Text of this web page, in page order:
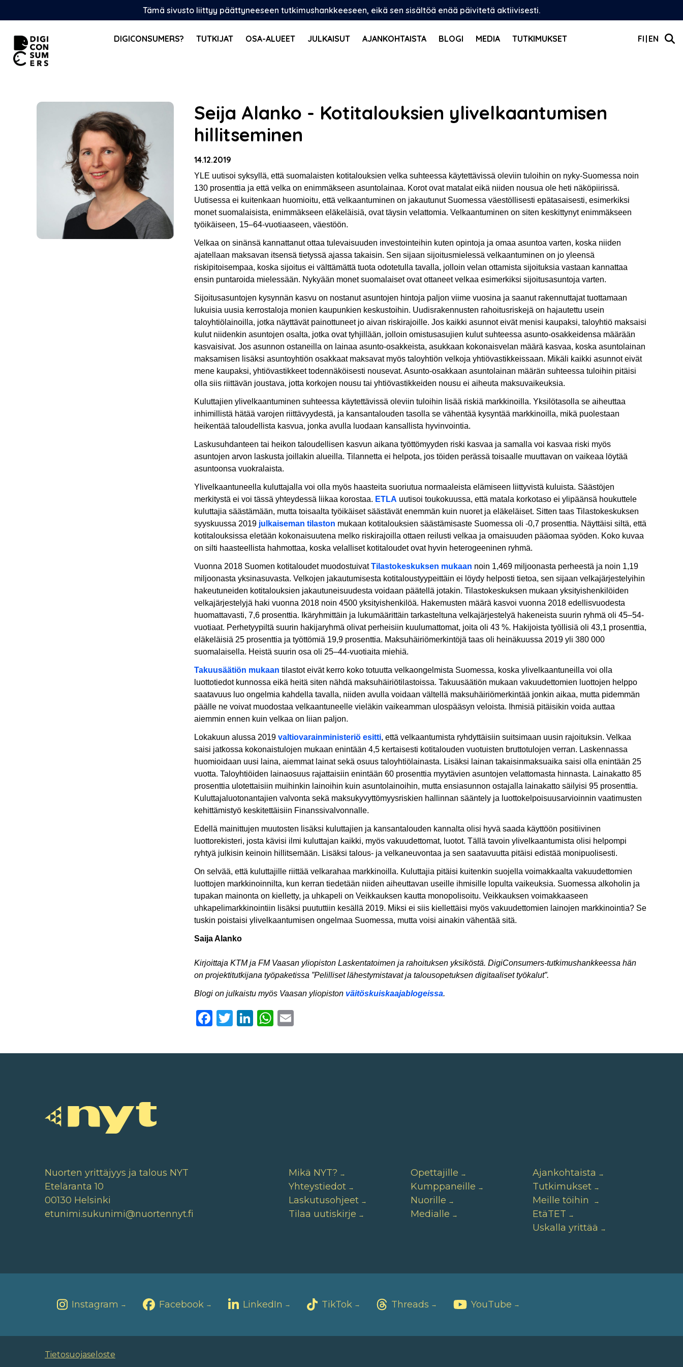
to
Tämä sivusto liittyy päättyneeseen tutkimushankkeeseen, eikä sen sisältöä enää päivitetä aktiivisesti.
DIGICONSUMERS? TUTKIJAT OSA-ALUEET JULKAISUT AJANKOHTAISTA BLOGI MEDIA TUTKIMUKSET FI EN
Seija Alanko - Kotitalouksien ylivelkaantumisen
hillitseminen
14.12.2019
YLE uutisoi syksyllä, että suomalaisten kotitalouksien velka suhteessa käytettävissä oleviin tuloihin on nyky-Suomessa noin
130 prosenttia ja että velka on enimmäkseen asuntolainaa. Korot ovat matalat eikä niiden nousua ole heti näköpiirissä.
Uutisessa ei kuitenkaan huomioitu, että velkaantuminen on jakautunut Suomessa väestöllisesti epätasaisesti, esimerkiksi
monet suomalaisista, enimmäkseen eläkeläisiä, ovat täysin velattomia. Velkaantuminen on siten keskittynyt enimmäkseen
työikäiseen, 15–64-vuotiaaseen, väestöön.
Velkaa on sinänsä kannattanut ottaa tulevaisuuden investointeihin kuten opintoja ja omaa asuntoa varten, koska niiden
ajatellaan maksavan itsensä tietyssä ajassa takaisin. Sen sijaan sijoitusmielessä velkaantuminen on jo yleensä
riskipitoisempaa, koska sijoitus ei välttämättä tuota odotetulla tavalla, jolloin velan ottamista sijoituksia vastaan kannattaa
ensin puntaroida mielessään. Nykyään monet suomalaiset ovat ottaneet velkaa esimerkiksi sijoitusasuntoja varten.
Sijoitusasuntojen kysynnän kasvu on nostanut asuntojen hintoja paljon viime vuosina ja saanut rakennuttajat tuottamaan
lukuisia uusia kerrostaloja monien kaupunkien keskustoihin. Uudisrakennusten rahoitusriskejä on hajautettu usein
taloyhtiölainoilla, jotka näyttävät painottuneet jo aivan riskirajoille. Jos kaikki asunnot eivät menisi kaupaksi, taloyhtiö maksaisi
kulut niidenkin asuntojen osalta, jotka ovat tyhjillään, jolloin omistusasujien kulut suhteessa asunto-osakkeidensa määrään
kasvaisivat. Jos asunnon ostaneilla on lainaa asunto-osakkeista, asukkaan kokonaisvelan määrä kasvaa, koska asuntolainan
maksamisen lisäksi asuntoyhtiön osakkaat maksavat myös taloyhtiön velkoja yhtiövastikkeissaan. Mikäli kaikki asunnot eivät
mene kaupaksi, yhtiövastikkeet todennäköisesti nousevat. Asunto-osakkaan asuntolainan määrän suhteessa tuloihin pitäisi
olla siis riittävän joustava, jotta korkojen nousu tai yhtiövastikkeiden nousu ei aiheuta maksuvaikeuksia.
Kuluttajien ylivelkaantuminen suhteessa käytettävissä oleviin tuloihin lisää riskiä markkinoilla. Yksilötasolla se aiheuttaa
inhimillistä hätää varojen riittävyydestä, ja kansantalouden tasolla se vähentää kysyntää markkinoilla, mikä puolestaan
heikentää taloudellista kasvua, jonka avulla luodaan kansallista hyvinvointia.
Laskusuhdanteen tai heikon taloudellisen kasvun aikana työttömyyden riski kasvaa ja samalla voi kasvaa riski myös
asuntojen arvon laskusta joillakin alueilla. Tilannetta ei helpota, jos töiden perässä toisaalle muuttavan on vaikeaa löytää
asuntoonsa vuokralaista.
Ylivelkaantuneella kuluttajalla voi olla myös haasteita suoriutua normaaleista elämiseen liittyvistä kuluista. Säästöjen
merkitystä ei voi tässä yhteydessä liikaa korostaa. ETLA uutisoi toukokuussa, että matala korkotaso ei ylipäänsä houkuttele
kuluttajia säästämään, mutta toisaalta työikäiset säästävät enemmän kuin nuoret ja eläkeläiset. Sitten taas Tilastokeskuksen
syyskuussa 2019 julkaiseman tilaston mukaan kotitalouksien säästämisaste Suomessa oli -0,7 prosenttia. Näyttäisi siltä, että
kotitalouksissa eletään kokonaisuutena melko riskirajoilla ottaen reilusti velkaa ja omaisuuden pääomaa syöden. Koko kuvaa
on silti haasteellista hahmottaa, koska velalliset kotitaloudet ovat hyvin heterogeeninen ryhmä.
Vuonna 2018 Suomen kotitaloudet muodostuivatTilastokeskuksen mukaan noin 1,469 miljoonasta perheestä ja noin 1,19
miljoonasta yksinasuvasta. Velkojen jakautumisesta kotitaloustyypeittäin ei löydy helposti tietoa, sen sijaan velkajärjestelyihin
hakeutuneiden kotitalouksien jakautuneisuudesta voidaan päätellä jotakin. Tilastokeskuksen mukaan yksityishenkilöiden
velkajärjestelyjä haki vuonna 2018 noin 4500 yksityishenkilöä. Hakemusten määrä kasvoi vuonna 2018 edellisvuodesta
huomattavasti, 7,6 prosenttia. Ikäryhmittäin ja lukumäärittäin tarkasteltuna velkajärjestelyä hakeneista suurin ryhmä oli 45–54-
vuotiaat. Perhetyypiltä suurin hakijaryhmä olivat perheisiin kuulumattomat, joita oli 43 %. Hakijoista työllisiä oli 43,1 prosenttia,
eläkeläisiä 25 prosenttia ja työttömiä 19,9 prosenttia. Maksuhäiriömerkintöjä taas oli heinäkuussa 2019 yli 380 000
suomalaisella. Heistä suurin osa oli 25–44-vuotiaita miehiä.
Takuusäätiön mukaan tilastot eivät kerro koko totuutta velkaongelmista Suomessa, koska ylivelkaantuneilla voi olla
luottotiedot kunnossa eikä heitä siten nähdä maksuhäiriötilastoissa. Takuusäätiön mukaan vakuudettomien luottojen helppo
saatavuus luo ongelmia kahdella tavalla, niiden avulla voidaan vältellä maksuhäiriömerkintää jonkin aikaa, mutta pidemmän
päälle ne voivat muodostaa velkaantuneelle vieläkin vaikeamman ulospääsyn veloista. Ihmisiä pitäisikin voida auttaa
aiemmin ennen kuin velkaa on liian paljon.
Lokakuun alussa 2019 valtiovarainministeriö esitti, että velkaantumista ryhdyttäisiin suitsimaan uusin rajoituksin. Velkaa
saisi jatkossa kokonaistulojen mukaan enintään 4,5 kertaisesti kotitalouden vuotuisten bruttotulojen verran. Laskennassa
huomioidaan uusi laina, aiemmat lainat sekä osuus taloyhtiölainasta. Lisäksi lainan takaisinmaksuaika saisi olla enintään 25
vuotta. Taloyhtiöiden lainaosuus rajattaisiin enintään 60 prosenttia myytävien asuntojen velattomasta hinnasta. Lainakatto 85
prosenttia ulotettaisiin muihinkin lainoihin kuin asuntolainoihin, mutta ensiasunnon ostajalla lainakatto säilyisi 95 prosenttia.
Kuluttajaluotonantajien valvonta sekä maksukyvyttömyysriskien hallinnan sääntely ja luottokelpoisuusarvioinnin vaatimusten
kehittämistyö keskitettäisiin Finanssivalvonnalle.
Edellä mainittujen muutosten lisäksi kuluttajien ja kansantalouden kannalta olisi hyvä saada käyttöön positiivinen
luottorekisteri, josta kävisi ilmi kuluttajan kaikki, myös vakuudettomat, luotot. Tällä tavoin ylivelkaantumista olisi helpompi
ryhtyä julkisin keinoin hillitsemään. Lisäksi talous- ja velkaneuvontaa ja sen saatavuutta pitäisi edistää monipuolisesti.
On selvää, että kuluttajille riittää velkarahaa markkinoilla. Kuluttajia pitäisi kuitenkin suojella voimakkaalta vakuudettomien
luottojen markkinoinnilta, kun kerran tiedetään niiden aiheuttavan useille ihmisille lopulta vaikeuksia. Suomessa alkoholin ja
tupakan mainonta on kielletty, ja uhkapeli on Veikkauksen kautta monopolisoitu. Veikkauksen voimakkaaseen
uhkapelimarkkinointiin lisäksi puututtiin kesällä 2019. Miksi ei siis kiellettäisi myös vakuudettomien lainojen markkinointia? Se
tuskin poistaisi ylivelkaantumisen ongelmaa Suomessa, mutta voisi ainakin vähentää sitä.
Saija Alanko
Kirjoittaja KTM ja FM Vaasan yliopiston Laskentatoimen ja rahoituksen yksiköstä. DigiConsumers-tutkimushankkeessa hän
on projektitutkijana työpaketissa ”Pelilliset lähestymistavat ja talousopetuksen digitaaliset työkalut”.
Blogi on julkaistu myös Vaasan yliopiston väitöskuiskaajablogeissa.
Facebook
Twitter
LinkedIn
WhatsApp
Nuorten yrittäjyys ja talous NYT
Eteläranta 10
00130 Helsinki
etunimi.sukunimi@nuortennyt.fi
Mikä NYT?
Yhteystiedot
Laskutusohjeet
Tilaa uutiskirje
Opettajille
Kumppaneille
Nuorille
Medialle
Ajankohtaista
Tutkimukset
Meille töihin
EtäTET
Uskalla yrittää
Instagram → Facebook → LinkedIn → TikTok → Threads → YouTube →
Tietosuojaseloste